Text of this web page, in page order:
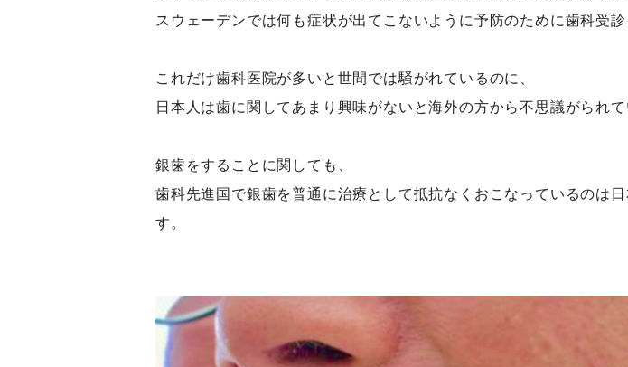
スウェーデンでは何も症状が出てこないように予防のために歯科受診
これだけ歯科医院が多いと世間では騒がれているのに、
日本人は歯に関してあまり興味がないと海外の方から不思議がられて
銀歯をすることに関しても、
歯科先進国で銀歯を普通に治療として抵抗なくおこなっているのは
す。